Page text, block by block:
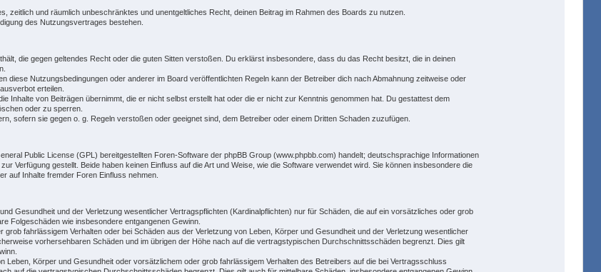
zeitlich und räumlich unbeschränktes und unentgeltliches Recht, deinen Beitrag im Rahmen des Boards zu nutzen.
des Nutzungsvertrages bestehen.
die gegen geltendes Recht oder die guten Sitten verstoßen. Du erklärst insbesondere, dass du das Recht besitzt, die in deinen
diese Nutzungsbedingungen oder anderer im Board veröffentlichten Regeln kann der Betreiber dich nach Abmahnung zeitweise oder
erteilen.
Inhalte von Beiträgen übernimmt, die er nicht selbst erstellt hat oder die er nicht zur Kenntnis genommen hat. Du gestattest dem
oder zu sperren.
sofern sie gegen o. g. Regeln verstoßen oder geeignet sind, dem Betreiber oder einem Dritten Schaden zuzufügen.
Public License (GPL) bereitgestellten Foren-Software der phpBB Group (www.phpbb.com) handelt; deutschsprachige Informationen
Verfügung gestellt. Beide haben keinen Einfluss auf die Art und Weise, wie die Software verwendet wird. Sie können insbesondere die
auf Inhalte fremder Foren Einfluss nehmen.
Gesundheit und der Verletzung wesentlicher Vertragspflichten (Kardinalpflichten) nur für Schäden, die auf ein vorsätzliches oder grob
Folgeschäden wie insbesondere entgangenen Gewinn.
fahrlässigem Verhalten oder bei Schäden aus der Verletzung von Leben, Körper und Gesundheit und der Verletzung wesentlicher
vorhersehbaren Schäden und im übrigen der Höhe nach auf die vertragstypischen Durchschnittsschäden begrenzt. Dies gilt
Leben, Körper und Gesundheit oder vorsätzlichem oder grob fahrlässigem Verhalten des Betreibers auf die bei Vertragsschluss